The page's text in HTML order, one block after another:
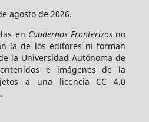
agosto de 2026.
en Cuadernos Fronterizosno
la de los editores ni forman
la Universidad Autónoma de
e imágenes de la
a una licencia CC 4.0